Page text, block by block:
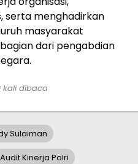
serta menghadirkan
masyarakat
dari pengabdian
kali dibaca
Sulaiman
Audit Kinerja Polri